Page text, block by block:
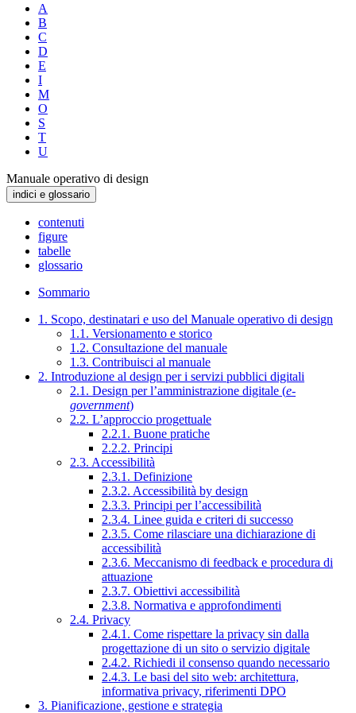
A
B
C
D
E
I
M
O
S
T
U
Manuale operativo di design
indici e glossario
contenuti
figure
tabelle
glossario
Sommario
1. Scopo, destinatari e uso del Manuale operativo di design
1.1. Versionamento e storico
1.2. Consultazione del manuale
1.3. Contribuisci al manuale
2. Introduzione al design per i servizi pubblici digitali
2.1. Design per l’amministrazione digitale (e-
government)
2.2. L’approccio progettuale
2.2.1. Buone pratiche
2.2.2. Principi
2.3. Accessibilità
2.3.1. Definizione
2.3.2. Accessibilità by design
2.3.3. Principi per l’accessibilità
2.3.4. Linee guida e criteri di successo
2.3.5. Come rilasciare una dichiarazione di
accessibilità
2.3.6. Meccanismo di feedback e procedura di
attuazione
2.3.7. Obiettivi accessibilità
2.3.8. Normativa e approfondimenti
2.4. Privacy
2.4.1. Come rispettare la privacy sin dalla
progettazione di un sito o servizio digitale
2.4.2. Richiedi il consenso quando necessario
2.4.3. Le basi del sito web: architettura,
informativa privacy, riferimenti DPO
3. Pianificazione, gestione e strategia